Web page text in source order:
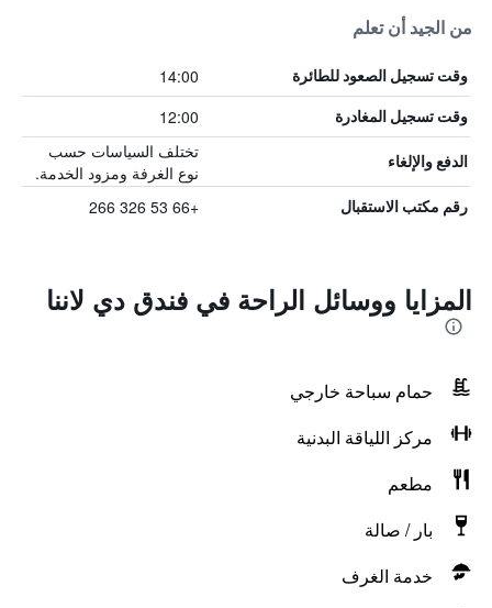
من الجيد أن تعلم
وقت تسجيل الصعود للطائرة 14:00
وقت تسجيل المغادرة 12:00
الدفع والإلغاء
تختلف السياسات حسب
نوع الغرفة ومزود الخدمة.
رقم مكتب الاستقبال +66 53 326 266
المزايا ووسائل الراحة في فندق دي لاننا
حمام سباحة خارجي
مركز اللياقة البدنية
مطعم
بار / صالة
خدمة الغرف